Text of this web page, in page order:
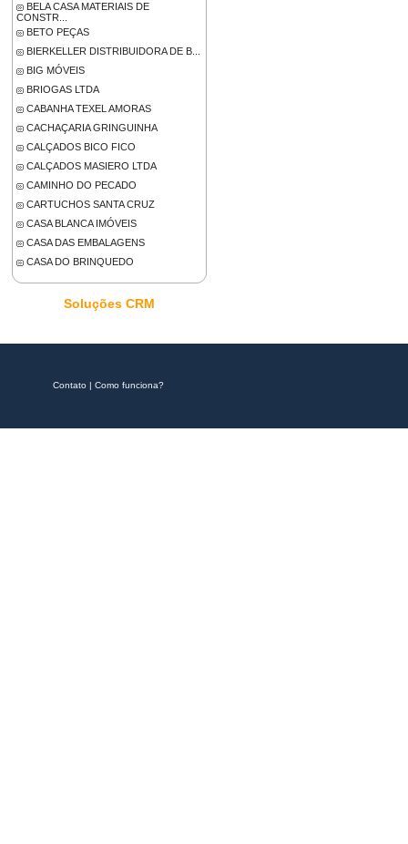
BELA CASA MATERIAIS DE
CONSTR...
BETO PEÇAS
BIERKELLER DISTRIBUIDORA DE B...
BIG MÓVEIS
BRIOGAS LTDA
CABANHA TEXEL AMORAS
CACHAÇARIA GRINGUINHA
CALÇADOS BICO FICO
CALÇADOS MASIERO LTDA
CAMINHO DO PECADO
CARTUCHOS SANTA CRUZ
CASA BLANCA IMÓVEIS
CASA DAS EMBALAGENS
CASA DO BRINQUEDO
Soluções CRM
Contato | Como funciona?